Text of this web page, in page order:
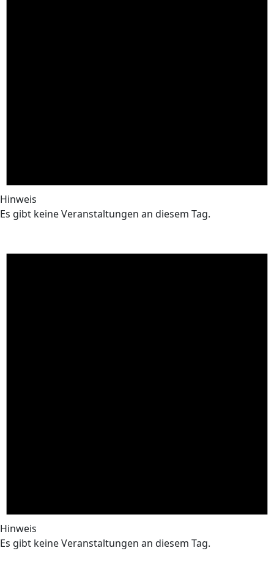
Hinweis
Es gibt keine Veranstaltungen an diesem Tag.
Hinweis
Es gibt keine Veranstaltungen an diesem Tag.